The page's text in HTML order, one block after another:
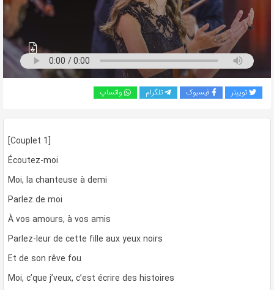
کپی
لینک
توییتر فیسبوک تلگرام واتساپ
[Couplet 1]
Écoutez-moi
Moi, la chanteuse à demi
Parlez de moi
À vos amours, à vos amis
Parlez-leur de cette fille aux yeux noirs
Et de son rêve fou
Moi, c’que j’veux, c’est écrire des histoires